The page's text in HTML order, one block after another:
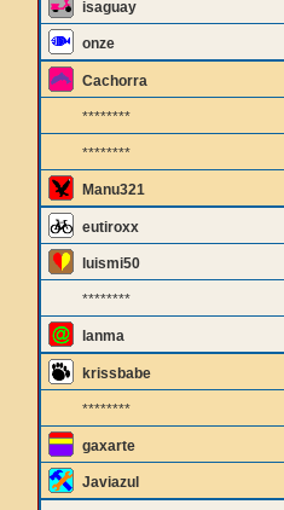
isaguay
onze
Cachorra
********
********
Manu321
eutiroxx
luismi50
********
lanma
krissbabe
********
gaxarte
Javiazul